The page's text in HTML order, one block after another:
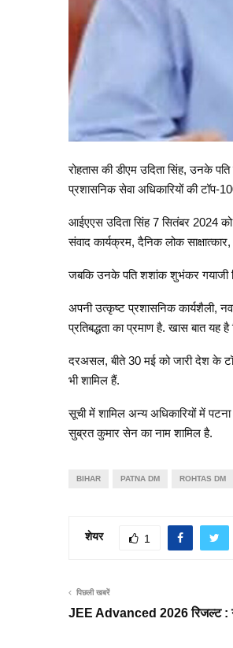
रोहतास की डीएम उदिता सिंह, उनके
प्रशासनिक सेवा अधिकारियों की टॉप-
आईएएस उदिता सिंह 7 सितंबर 2024 को
संवाद कार्यक्रम, दैनिक लोक
जबकि उनके पति शशांक शुभंकर गयाजी
अपनी उत्कृष्ट प्रशासनिक कार्यशैली,
प्रतिबद्धता का प्रमाण है. खास बात
दरअसल, बीते 30 मई को जारी देश के
भी शामिल हैं.
सूची में शामिल अन्य अधिकारियों में
सुब्रत कुमार सेन का नाम शामिल है.
BIHAR PATNA DM ROHTAS DM
शेयर 1
पिछली खबरें
JEE Advanced 2026 रिजल्ट :